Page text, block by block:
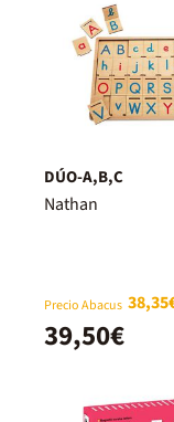
DÚO-A,B,C
Nathan
Precio Abacus
39,50€